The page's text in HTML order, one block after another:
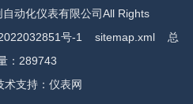
动化仪表有限公司All Rights
号-1 sitemap.xml 总
：289743
支持： 仪表网